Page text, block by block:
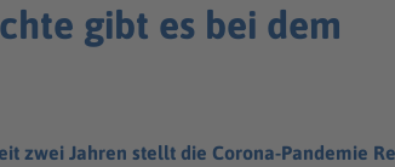
gibt es bei dem
zwei Jahren stellt die Corona-Pandemie